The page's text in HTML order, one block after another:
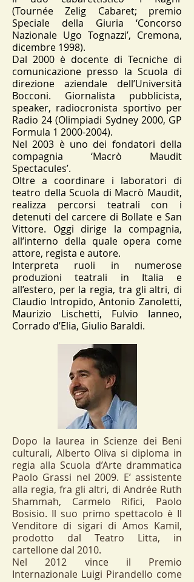
(Tournée Zelig Cabaret; premio
Speciale della Giuria ‘Concorso
Nazionale Ugo Tognazzi’, Cremona,
dicembre 1998).
Dal 2000 è docente di Tecniche di
comunicazione presso la Scuola di
direzione aziendale dell’Università
Bocconi. Giornalista pubblicista,
speaker, radiocronista sportivo per
Radio 24 (Olimpiadi Sydney 2000, GP
Formula 1 2000-2004).
Nel 2003 è uno dei fondatori della
compagnia ‘Macrò Maudit
Spectacules’.
Oltre a coordinare i laboratori di
teatro della Scuola di Macrò Maudit,
realizza percorsi teatrali con i
detenuti del carcere di Bollate e San
Vittore. Oggi dirige la compagnia,
all’interno della quale opera come
attore, regista e autore.
Interpreta ruoli in numerose
produzioni teatrali in Italia e
all’estero, per la regia, tra gli altri, di
Claudio Intropido, Antonio Zanoletti,
Maurizio Lischetti, Fulvio Ianneo,
Corrado d’Elia, Giulio Baraldi.
Dopo la laurea in Scienze dei Beni
culturali, Alberto Oliva si diploma in
regia alla Scuola d’Arte drammatica
Paolo Grassi nel 2009. E’ assistente
alla regia, fra gli altri, di Andrée Ruth
Shammah, Carmelo Rifici, Paolo
Bosisio. Il suo primo spettacolo è Il
Venditore di sigari di Amos Kamil,
prodotto dal Teatro Litta, in
cartellone dal 2010.
Nel 2012 vince il Premio
Internazionale Luigi Pirandello come